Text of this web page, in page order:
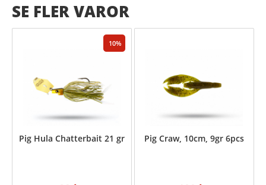
SE FLER VAROR
10
Pig Hula Chatterbait 21 gr Pig Craw, 10cm, 9gr 6pcs